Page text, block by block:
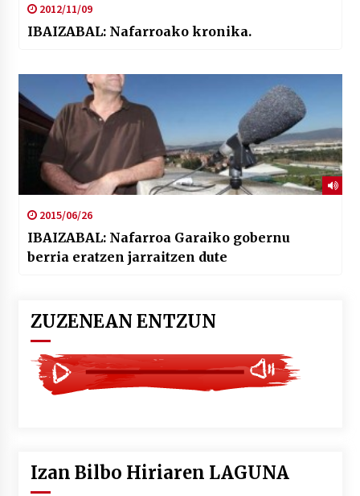
2012/11/09
IBAIZABAL: Nafarroako kronika.
2015/06/26
IBAIZABAL: Nafarroa Garaiko gobernu
berria eratzen jarraitzen dute
ZUZENEAN ENTZUN
Izan Bilbo Hiriaren LAGUNA